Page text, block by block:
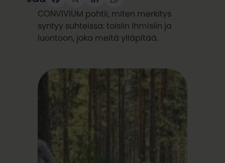
Facebook
X LinkedInWhatsApp
CONVIVIUM pohtii, miten merkitys
syntyy suhteissa: toisiin ihmisiin ja
luontoon, joka meitä ylläpitää.